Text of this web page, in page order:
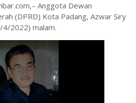
Anggota Dewan
(DPRD) Kota Padang, Azwar Siry
2022) malam.